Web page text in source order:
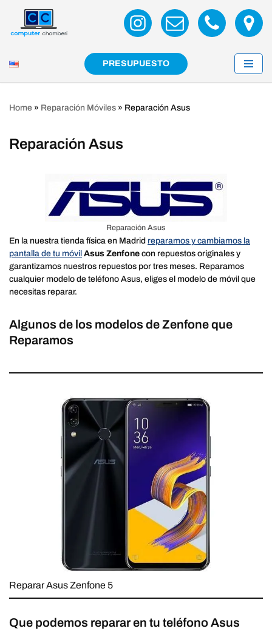
Saltar
PRESUPUESTO
Home » Reparación Móviles » Reparación Asus
Reparación Asus
Reparación Asus
En la nuestra tienda física en Madrid reparamos y cambiamos la
pantalla de tu móvil Asus Zenfone con repuestos originales y
garantizamos nuestros repuestos por tres meses. Reparamos
cualquier modelo de teléfono Asus, eliges el modelo de móvil que
necesitas reparar.
Algunos de los modelos de Zenfone que
Reparamos
Reparar Asus Zenfone 5
Que podemos reparar en tu teléfono Asus